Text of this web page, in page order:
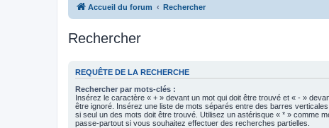
Accueil du forum Rechercher
Rechercher
REQUÊTE DE LA RECHERCHE
Rechercher par mots-clés :
Insérez le caractère « + » devant un mot qui doit être trouvé et « - »
être ignoré. Insérez une liste de mots séparés entre des barres
si seul un des mots doit être trouvé. Utilisez un astérisque « * » comme
passe-partout si vous souhaitez effectuer des recherches partielles.